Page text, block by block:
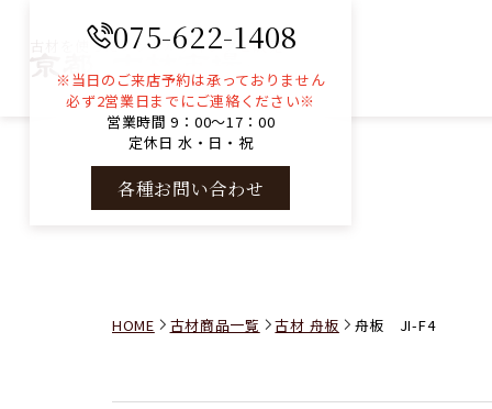
古材を使ったコンサルティングと販売
075-622-1408
※当日のご来店予約は承っておりません
必ず2営業日までにご連絡ください※
営業時間 9：00～17：00
定休日 水・日・祝
各種お問い合わせ
HOME 古材商品一覧 古材 舟板 舟板 JI-F4